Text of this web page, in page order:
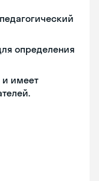
определения
и имеет